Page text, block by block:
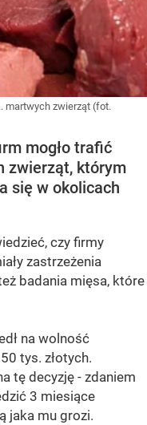
martwych zwierząt (fot.
mogło trafić
zwierząt, którym
się w okolicach
czy firmy
zastrzeżenia
badania mięsa, które
na wolność
tys. złotych.
tę decyzję - zdaniem
3 miesiące
jaka mu grozi.